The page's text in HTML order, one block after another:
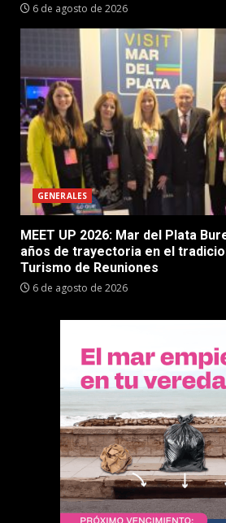
6 de agosto de 2026
GENERALES
MEET UP 2026: Mar del Plata
años de trayectoria en el
Turismo de Reuniones
6 de agosto de 2026